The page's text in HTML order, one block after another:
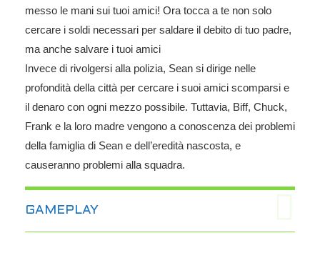
messo le mani sui tuoi amici! Ora tocca a te non solo
cercare i soldi necessari per saldare il debito di tuo padre,
ma anche salvare i tuoi amici
Invece di rivolgersi alla polizia, Sean si dirige nelle
profondità della città per cercare i suoi amici scomparsi e
il denaro con ogni mezzo possibile. Tuttavia, Biff, Chuck,
Frank e la loro madre vengono a conoscenza dei problemi
della famiglia di Sean e dell’eredità nascosta, e
causeranno problemi alla squadra.
GAMEPLAY